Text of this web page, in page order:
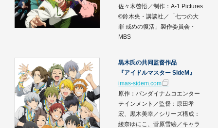
佐々木啓悟／制作：A-1 Pictures
©鈴木央・講談社／「七つの大
罪 戒めの復活」製作委員会・
MBS
黒木氏の共同監督作品
『アイドルマスター SideM』
imas-sidem.com
原作：バンダイナムコエンター
テインメント／監督：原田孝
宏、黒木美幸／シリーズ構成：
綾奈ゆにこ、菅原雪絵／キャラ